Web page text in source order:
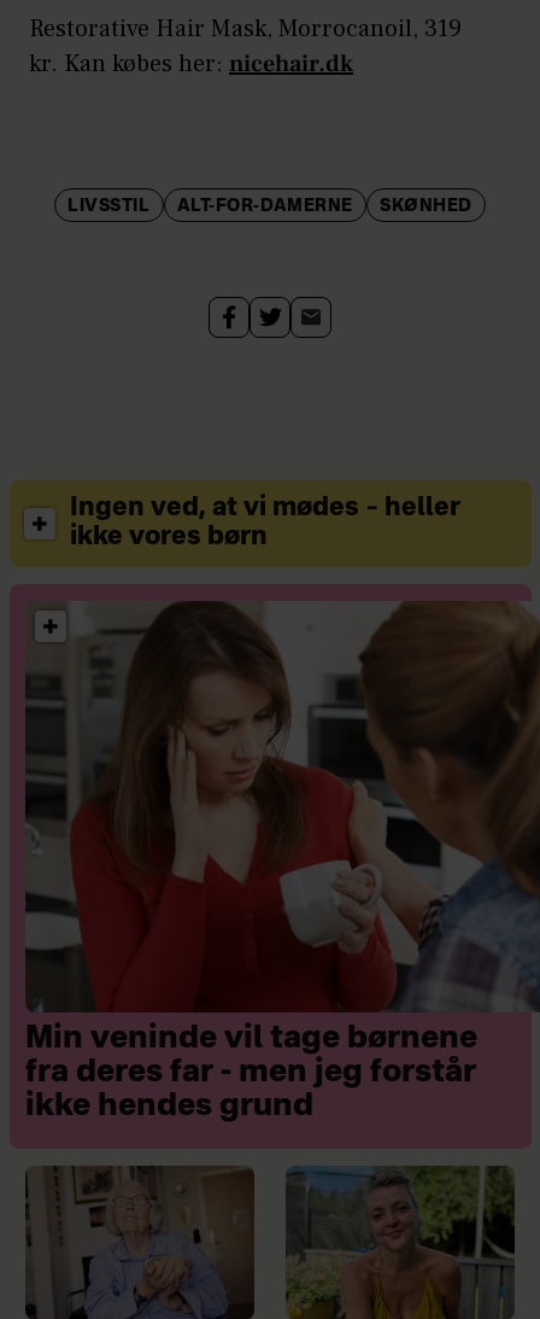
Restorative Hair Mask, Morrocanoil, 319
kr. Kan købes her: nicehair.dk
LIVSSTIL ALT-FOR-DAMERNE SKØNHED
Ingen ved, at vi mødes – heller
ikke vores børn
Min veninde vil tage børnene
fra deres far - men jeg forstår
ikke hendes grund